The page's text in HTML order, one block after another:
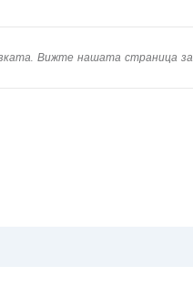
Вижте нашата страница за